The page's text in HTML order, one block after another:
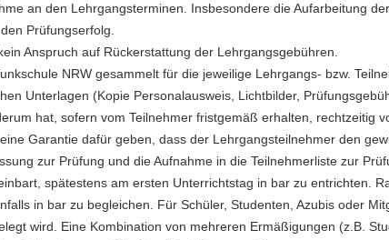
an den Lehrgangsterminen. Insbesondere die Aufarbeitung
Prüfungserfolg.
Anspruch auf Rückerstattung der Lehrgangsgebühren.
NRW gesammelt für die jeweilige Lehrgangs- bzw.
Unterlagen (Kopie Personalausweis, Lichtbilder,
hat, sofern vom Teilnehmer fristgemäß erhalten, rechtzeitig
Garantie dafür geben, dass der Lehrgangsteilnehmer den
zur Prüfung und die Aufnahme in die Teilnehmerliste zur
spätestens am ersten Unterrichtstag in bar zu entrichten.
in bar zu begleichen. Für Schüler, Studenten, Azubis oder
wird. Eine Kombination von mehreren Ermäßigungen (z.B.